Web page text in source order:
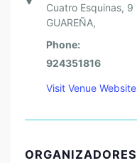
Cuatro Esquinas, 9
GUAREÑA,
Phone:
924351816
Visit Venue Website
ORGANIZADORES